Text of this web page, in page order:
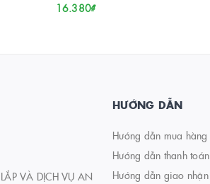
16.380₫
VÀ DỊCH VỤ AN
HƯỚNG DẪN
Hướng dẫn mua hàng
Hướng dẫn thanh toán
Hướng dẫn giao nhận